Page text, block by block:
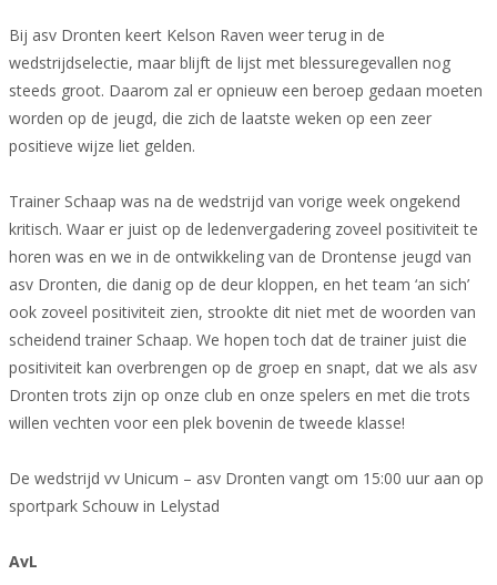
Bij asv Dronten keert Kelson Raven weer terug in de
wedstrijdselectie, maar blijft de lijst met blessuregevallen nog
steeds groot. Daarom zal er opnieuw een beroep gedaan moeten
worden op de jeugd, die zich de laatste weken op een zeer
positieve wijze liet gelden.
Trainer Schaap was na de wedstrijd van vorige week ongekend
kritisch. Waar er juist op de ledenvergadering zoveel positiviteit te
horen was en we in de ontwikkeling van de Drontense jeugd van
asv Dronten, die danig op de deur kloppen, en het team ‘an sich’
ook zoveel positiviteit zien, strookte dit niet met de woorden van
scheidend trainer Schaap. We hopen toch dat de trainer juist die
positiviteit kan overbrengen op de groep en snapt, dat we als asv
Dronten trots zijn op onze club en onze spelers en met die trots
willen vechten voor een plek bovenin de tweede klasse!
De wedstrijd vv Unicum – asv Dronten vangt om 15:00 uur aan op
sportpark Schouw in Lelystad
AvL